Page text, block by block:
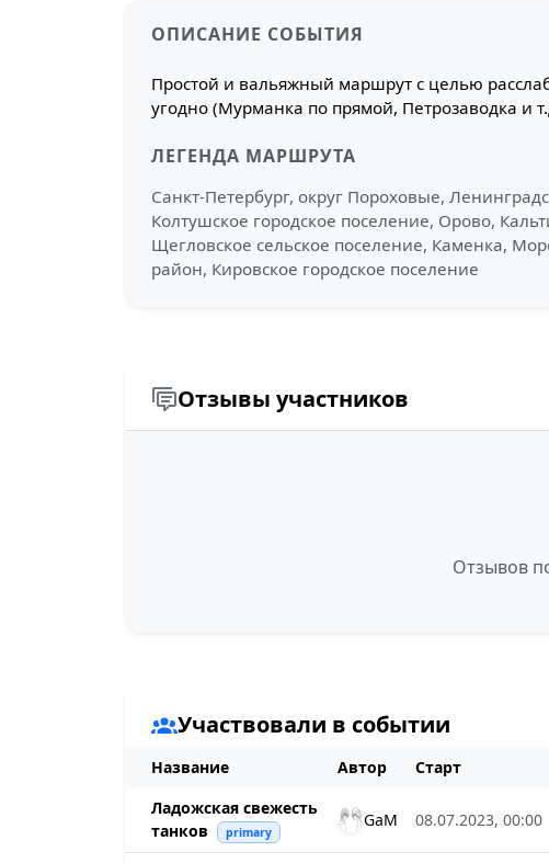
ОПИСАНИЕ СОБЫТИЯ
Простой и вальяжный маршрут с целью
угодно (Мурманка по прямой, Петрозаводка и
ЛЕГЕНДА МАРШРУТА
Санкт-Петербург, округ Пороховые,
Колтушское городское поселение, Орово,
Щегловское сельское поселение, Каменка,
район, Кировское городское поселение
Отзывы участников
Отзывов
Участвовали в событии
Название Автор Старт
Ладожская свежесть
танков
primary
GaM 08.07.2023, 00:00